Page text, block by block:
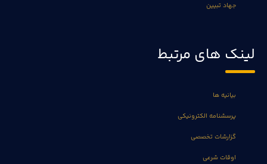
جهاد تبیین
لینک های مرتبط
بیانیه ها
پرسشنامه الکترونیکی
گزارشات تخصصی
اوقات شرعی